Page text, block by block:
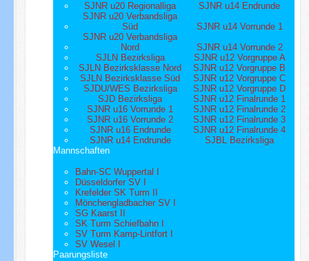
SJNR u20 Regionalliga
SJNR u14 Endrunde
SJNR u20 Verbandsliga
Süd
SJNR u14 Vorrunde 1
SJNR u20 Verbandsliga
Nord
SJNR u14 Vorrunde 2
SJLN Bezirksliga
SJNR u12 Vorgruppe A
SJLN Bezirksklasse Nord
SJNR u12 Vorgruppe B
SJLN Bezirksklasse Süd
SJNR u12 Vorgruppe C
SJDU/WES Bezirksliga
SJNR u12 Vorgruppe D
SJD Bezirksliga
SJNR u12 Finalrunde 1
SJNR u16 Vorrunde 1
SJNR u12 Finalrunde 2
SJNR u16 Vorrunde 2
SJNR u12 Finalrunde 3
SJNR u16 Endrunde
SJNR u12 Finalrunde 4
SJNR u14 Endrunde
SJBL Bezirksliga
Mannschaften
Bahn-SC Wuppertal I
Düsseldorfer SV I
Krefelder SK Turm II
Mönchengladbacher SV I
SG Kaarst II
SK Turm Schiefbahn I
SV Turm Kamp-Lintfort I
SV Wesel I
Paarungsliste